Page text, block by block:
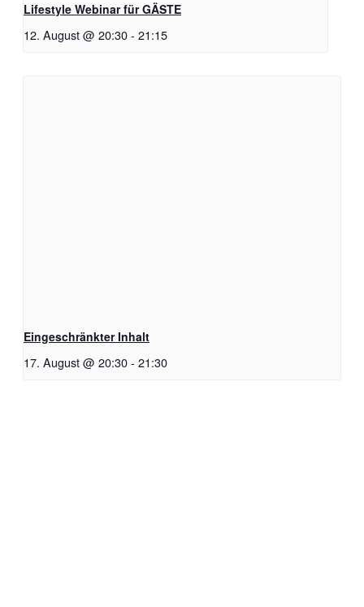
Lifestyle Webinar für GÄSTE
12. August @ 20:30- 21:15
Eingeschränkter Inhalt
17. August @ 20:30- 21:30